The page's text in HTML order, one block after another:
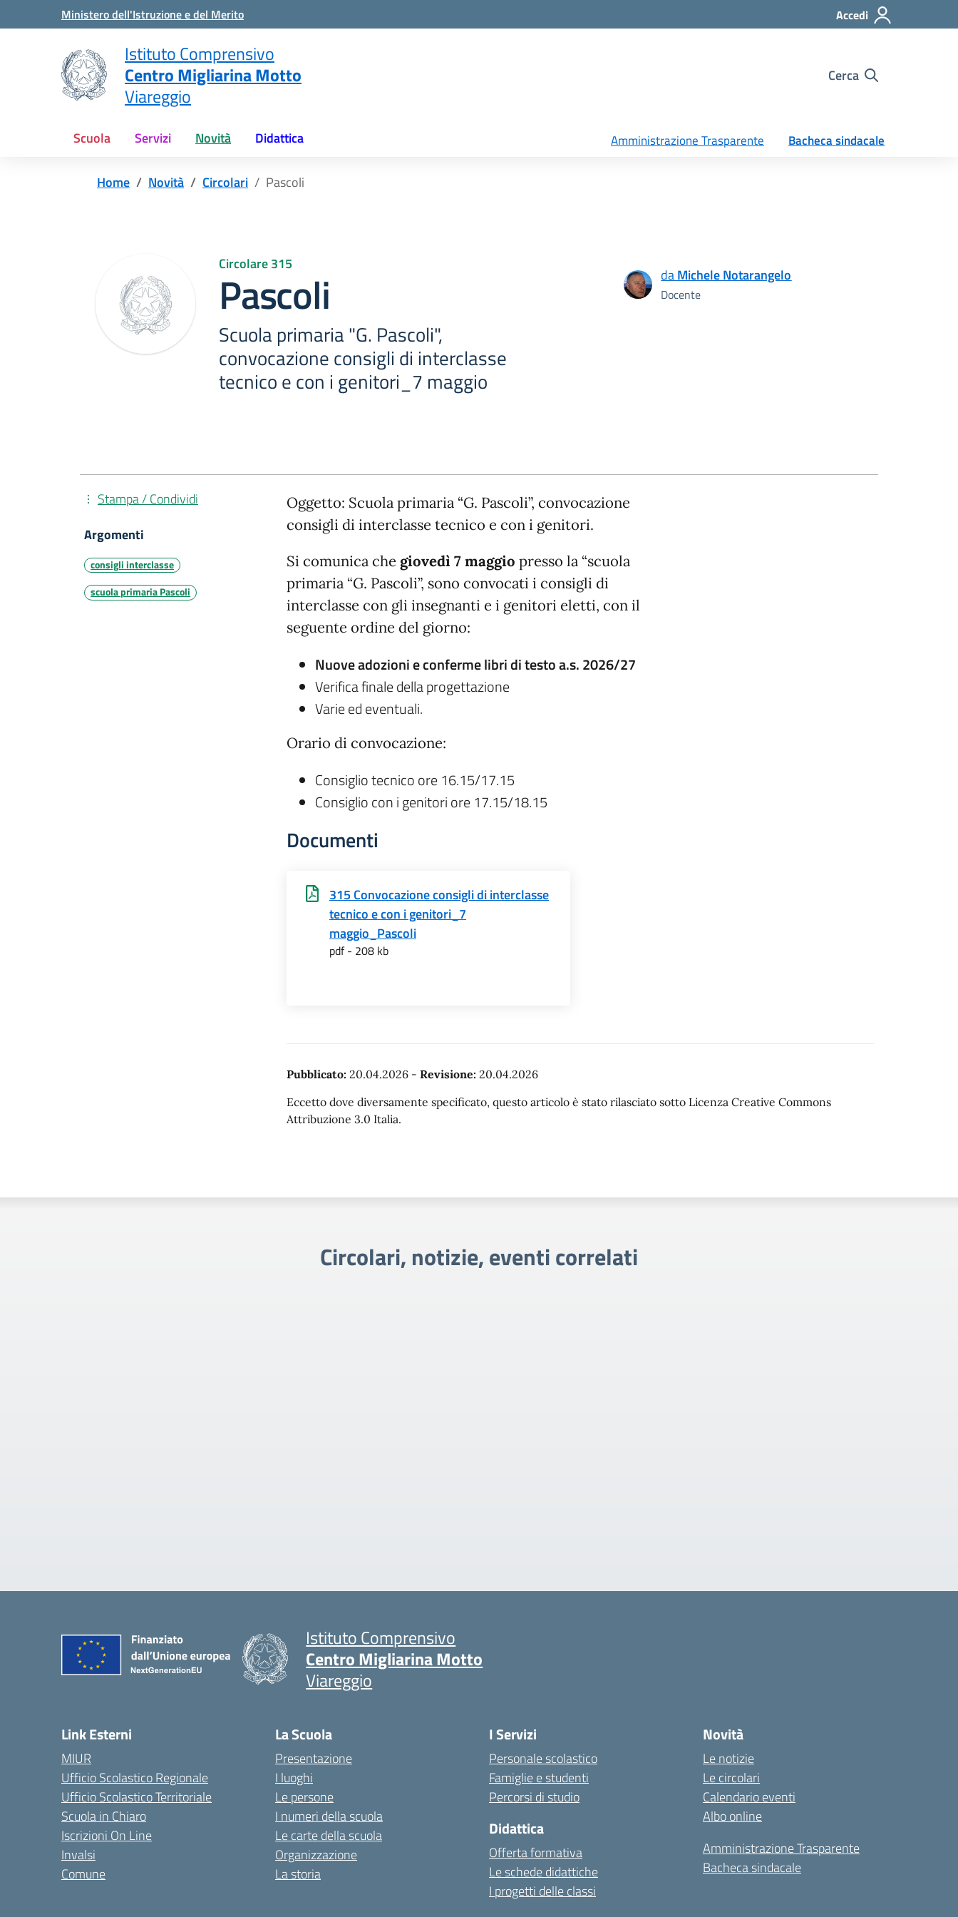
Vai ai contenuti
Vai al menu di navigazione
Ministero dell'Istruzione e del Merito Accedi
Istituto Comprensivo
Centro Migliarina Motto
Viareggio
Cerca
Scuola Servizi Novità Didattica Amministrazione Trasparente Bacheca sindacale
Home Novità Circolari Pascoli
Circolare 315
Pascoli
Scuola primaria "G. Pascoli",
convocazione consigli di interclasse
tecnico e con i genitori_7 maggio
daMichele Notarangelo
Docente
Oggetto: Scuola primaria “G. Pascoli”, convocazione
consigli di interclasse tecnico e con i genitori.
Si comunica che giovedì 7 maggio presso la “scuola
primaria “G. Pascoli”, sono convocati i consigli di
interclasse con gli insegnanti e i genitori eletti, con il
seguente ordine del giorno:
Nuove adozioni e conferme libri di testo a.s. 2026/27
Verifica finale della progettazione
Varie ed eventuali.
Orario di convocazione:
Consiglio tecnico ore 16.15/17.15
Consiglio con i genitori ore 17.15/18.15
Documenti
315 Convocazione consigli di interclasse
tecnico e con i genitori_7
maggio_Pascoli
pdf - 208 kb
Pubblicato: 20.04.2026 - Revisione: 20.04.2026
Eccetto dove diversamente specificato, questo articolo è stato rilasciato sotto Licenza Creative Commons
Attribuzione 3.0 Italia.
Stampa / Condividi
Argomenti
consigli interclasse
scuola primaria Pascoli
Circolari, notizie, eventi correlati
Istituto Comprensivo
Centro Migliarina Motto
Viareggio
Link Esterni
MIUR
Ufficio Scolastico Regionale
Ufficio Scolastico Territoriale
Scuola in Chiaro
Iscrizioni On Line
Invalsi
Comune
La Scuola
Presentazione
I luoghi
Le persone
I numeri della scuola
Le carte della scuola
Organizzazione
La storia
I Servizi
Personale scolastico
Famiglie e studenti
Percorsi di studio
Didattica
Offerta formativa
Le schede didattiche
I progetti delle classi
Novità
Le notizie
Le circolari
Calendario eventi
Albo online
Amministrazione Trasparente
Bacheca sindacale